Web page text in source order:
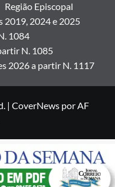
Região Episcopal
2019, 2024 e 2025
1084
N. 1085
2026 a partir N. 1117
| CoverNewspor AF